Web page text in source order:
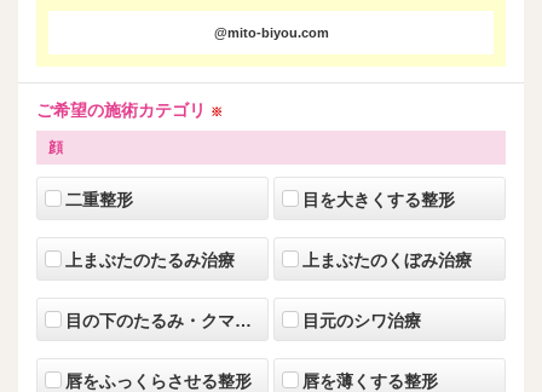
@mito-biyou.com
ご希望の施術カテゴリ ※
顔
二重整形 目を大きくする整形
上まぶたのたるみ治療 上まぶたのくぼみ治療
目の下のたるみ・クマ治療 目元のシワ治療
唇をふっくらさせる整形 唇を薄くする整形